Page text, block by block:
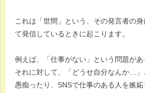
これは「世間」という、その発言者の
て発信しているときに起こります。
例えば、「仕事がない」という問題があ
それに対して、「どうせ自分なんか…
愚痴ったり、SNSで仕事のある人を嫉